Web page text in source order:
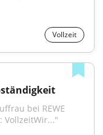
Vollzeit
bei REWE
VollzeitWir..."